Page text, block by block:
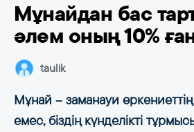
Мұнайдан бас
әлем оның 10%
taulik
Мұнай – заманауи
емес, біздің күнделікті